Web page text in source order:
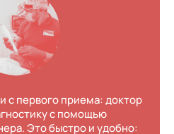
с первого приема: доктор
с помощью
Это быстро и удобно: